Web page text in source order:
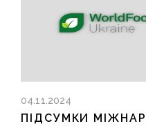
04.11.2024